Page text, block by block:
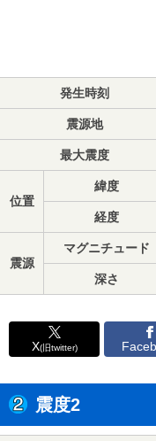
発生時刻
震源地
最大震度
位置
緯度
経度
震源
マグニチュード
深さ
X(旧twitter)
震度2